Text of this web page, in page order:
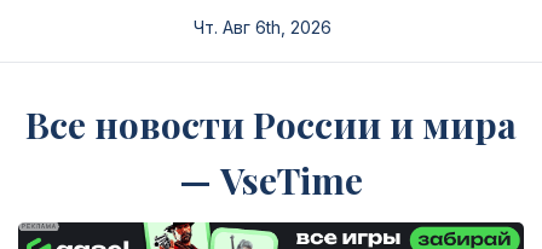
Чт. Авг 6th, 2026
Все новости России и мира
— VseTime